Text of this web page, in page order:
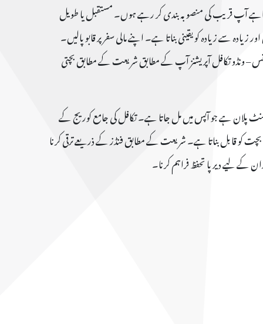
آپ قریب کی منصوبہ بندی کر رہے ہوں۔ مستقبل یا طویل
سے زیادہ کو یقینی بناتا ہے۔ اپنے مالی سفر پر قابو پالیں۔
– ونڈو تکافل آپریشنز آپ کے مطابق شریعت کے مطابق بچتی
پلان ہے جو آپس میں مل جاتا ہے۔ تکافل کی جامع کوریج کے
کو قابل بناتا ہے۔ شریعت کے مطابق فنڈز کے ذریعے ترقی کرنا
کے لیے دیرپا تحفظ فراہم کرنا۔